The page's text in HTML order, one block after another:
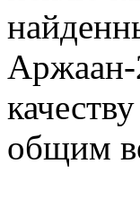
Аржаан-
общим